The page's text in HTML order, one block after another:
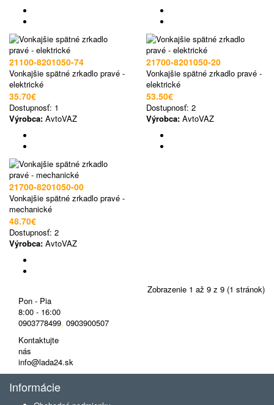
21100-8201050-74
Vonkajšie spätné zrkadlo pravé -
elektrické
35.70€
Dostupnosť: 1
Výrobca: AvtoVAZ
21700-8201050-20
Vonkajšie spätné zrkadlo pravé -
elektrické
53.50€
Dostupnosť: 2
Výrobca: AvtoVAZ
21700-8201050-00
Vonkajšie spätné zrkadlo pravé -
mechanické
48.70€
Dostupnosť: 2
Výrobca: AvtoVAZ
Zobrazenie 1 až 9 z 9 (1 stránok)
Pon - Pia
8:00 - 16:00
0903778499, 0903900507
Kontaktujte
nás
info@lada24.sk
Informácie